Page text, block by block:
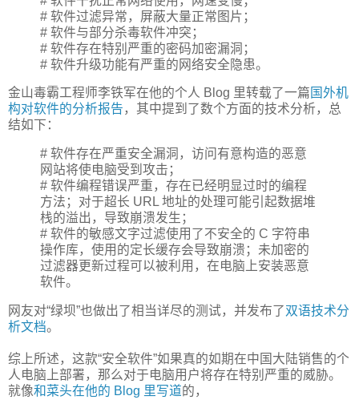
# 软件过滤异常，屏蔽大量正常图片；
# 软件与部分杀毒软件冲突；
# 软件存在特别严重的密码加密漏洞；
# 软件升级功能有严重的网络安全隐患。
金山毒霸工程师李铁军在他的个人 Blog 里转载了一篇 国外机
构对软件的分析报告，其中提到了数个方面的技术分析，总
结如下：
# 软件存在严重安全漏洞，访问有意构造的恶意
网站将使电脑受到攻击；
# 软件编程错误严重，存在已经明显过时的编程
方法；对于超长 URL 地址的处理可能引起数据堆
栈的溢出，导致崩溃发生；
# 软件的敏感文字过滤使用了不安全的 C 字符串
操作库，使用的定长缓存会导致崩溃；未加密的
过滤器更新过程可以被利用，在电脑上安装恶意
软件。
网友对“绿坝”也做出了相当详尽的测试，并发布了双语技术分
析文档。
综上所述，这款“安全软件”如果真的如期在中国大陆销售的个
人电脑上部署，那么对于电脑用户将存在特别严重的威胁。
就像和菜头在他的 Blog 里写道的，